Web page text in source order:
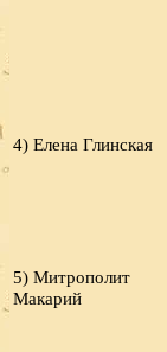
4) Елена Глинская
5) Митрополит
Макарий